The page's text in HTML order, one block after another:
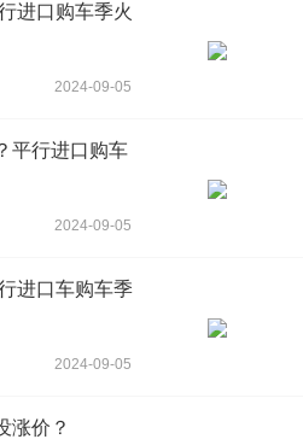
进口购车季火
2024-09-05
平行进口购车
2024-09-05
进口车购车季
2024-09-05
涨价？